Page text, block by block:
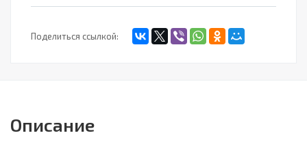
Поделиться ссылкой:
Описание